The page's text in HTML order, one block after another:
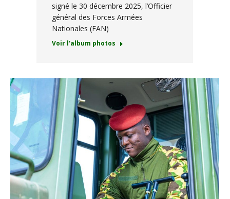
signé le 30 décembre 2025, l’Officier
général des Forces Armées
Nationales (FAN)
Voir l'album photos